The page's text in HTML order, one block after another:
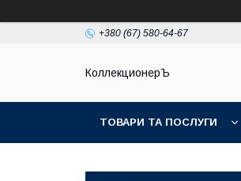
+380 (67) 580-64-67
КоллекционерЪ
ТОВАРИ ТА ПОСЛУГИ